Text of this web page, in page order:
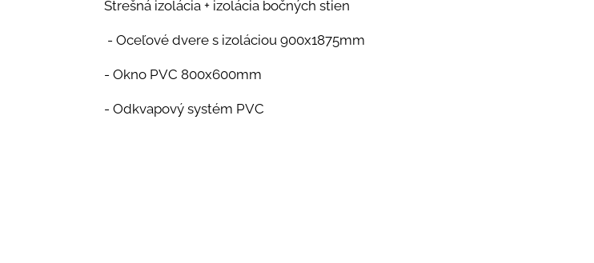
Strešná izolácia + izolácia bočných stien
- Oceľové dvere s izoláciou 900x1875mm
- Okno PVC 800x600mm
- Odkvapový systém PVC